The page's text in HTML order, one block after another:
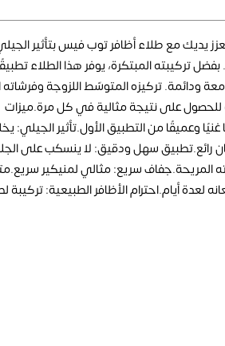
يديك مع طلاء أظافر توب فيس بتأثير
تركيبته المبتكرة، يوفر هذا الطلاء
ودائمة. تركيزه المتوسّط اللزوجة وفرشاته
على نتيجة مثالية في كل مرة.ميزات
غنيًا وعميقًا من التطبيق الأول.تأثير الجيلي:
رائع.تطبيق سهل ودقيق: لا ينسكب على
المريحة.جفاف سريع: مثالي لمنيكير
لعدة أيام.احترام الأظافر الطبيعية: تركيبة